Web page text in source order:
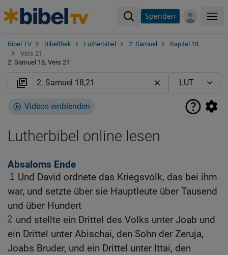
Spenden
Bibel TV Bibelthek Lutherbibel 2. Samuel
Kapitel 18
Vers 21
2. Samuel 18, Vers 21
Videos einblenden
Lutherbibel online lesen
Absaloms Ende
1
Und David ordnete das Kriegsvolk, das bei ihm
war, und setzte über sie Hauptleute über Tausend
und über Hundert
2 und stellte ein Drittel des Volks unter Joab und
ein Drittel unter Abischai, den Sohn der Zeruja,
Joabs Bruder, und ein Drittel unter Ittai, den